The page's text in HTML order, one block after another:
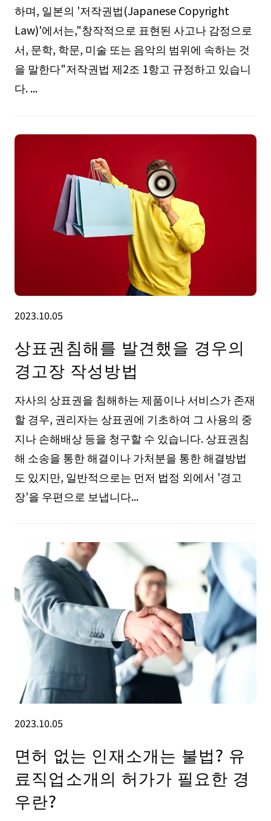
하며, 일본의 '저작권법(Japanese Copyright
Law)'에서는,"창작적으로 표현된 사고나 감정으로
서, 문학, 학문, 미술 또는 음악의 범위에 속하는 것
을 말한다"저작권법 제2조 1항고 규정하고 있습니
다. ...
2023.10.05
상표권침해를 발견했을 경우의
경고장 작성방법
자사의 상표권을 침해하는 제품이나 서비스가 존재
할 경우, 권리자는 상표권에 기초하여 그 사용의 중
지나 손해배상 등을 청구할 수 있습니다. 상표권침
해 소송을 통한 해결이나 가처분을 통한 해결방법
도 있지만, 일반적으로는 먼저 법정 외에서 '경고
장'을 우편으로 보냅니다...
2023.10.05
면허 없는 인재소개는 불법? 유
료직업소개의 허가가 필요한 경
우란?